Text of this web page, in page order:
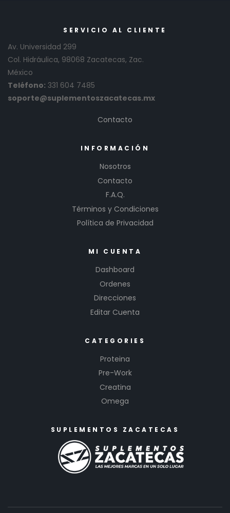
SERVICIO AL CLIENTE
Av. Universidad 299
Col. Hidráulica, 98068 Zacatecas, Zac.
México
Teléfono: 331 604 7485
soporte@suplementoszacatecas.mx
Contacto
INFORMACIÓN
Nosotros
Contacto
F.A.Q.
Términos y Condiciones
Política de Privacidad
MI CUENTA
Dashboard
Ordenes
Direcciones
Editar Cuenta
CATEGORIES
Proteina
Pre-Work
Creatina
Omega
SUPLEMENTOS ZACATECAS